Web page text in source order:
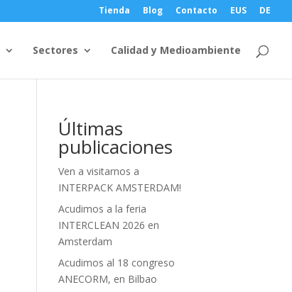
Tienda Blog Contacto EUS DE
Sectores Calidad y Medioambiente
Últimas
publicaciones
Ven a visitarnos a
INTERPACK AMSTERDAM!
Acudimos a la feria
INTERCLEAN 2026 en
Amsterdam
Acudimos al 18 congreso
ANECORM, en Bilbao